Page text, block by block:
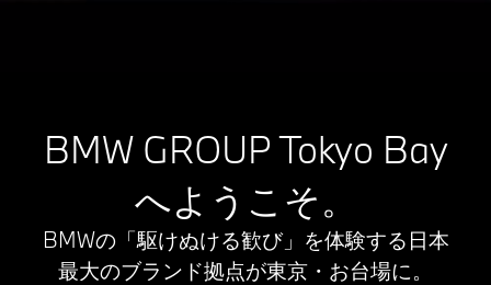
BMW GROUP Tokyo Bay
へようこそ。
BMWの「駆けぬける歓び」を体験する日本
最大のブランド拠点が東京・お台場に。